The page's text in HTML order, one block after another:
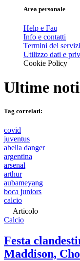
Area personale
Help e Faq
Info e contatti
Termini del
Utilizzo dati e
Cookie Policy
Ultime
Tag correlati:
covid
juventus
abella danger
argentina
arsenal
arthur
aubameyang
boca juniors
calcio
Articolo
Calcio
Festa
Maddison,